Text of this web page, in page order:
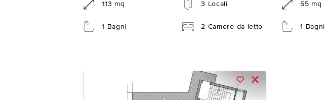
113 mq 3 Locali
1 Bagni 2 Camere da letto
55 mq
1 Bagni